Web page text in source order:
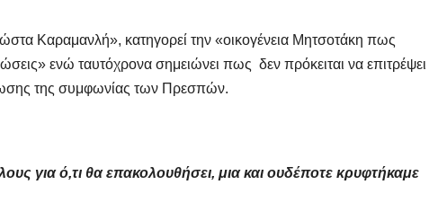
Καραμανλή», κατηγορεί την «οικογένεια Μητσοτάκη πως
ενώ ταυτόχρονα σημειώνει πως δεν πρόκειται να επιτρέψει
της συμφωνίας των Πρεσπών.
για ό,τι θα επακολουθήσει, μια και ουδέποτε κρυφτήκαμε